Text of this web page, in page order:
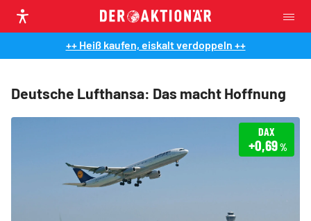
++ Heiß kaufen, eiskalt verdoppeln ++
Deutsche Lufthansa: Das macht Hoffnung
DAX
+0,69%